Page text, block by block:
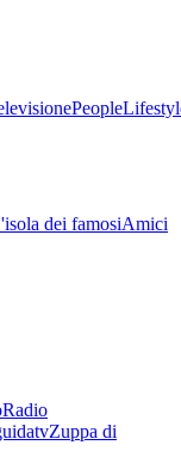
People
dei famosiAmici
Radio
Zuppa di